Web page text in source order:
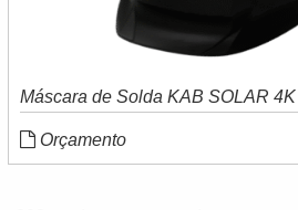
Máscara de Solda KAB SOLAR 4K
Orçamento